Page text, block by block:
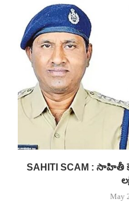
SAHITI SCAM : సాహితీ
May